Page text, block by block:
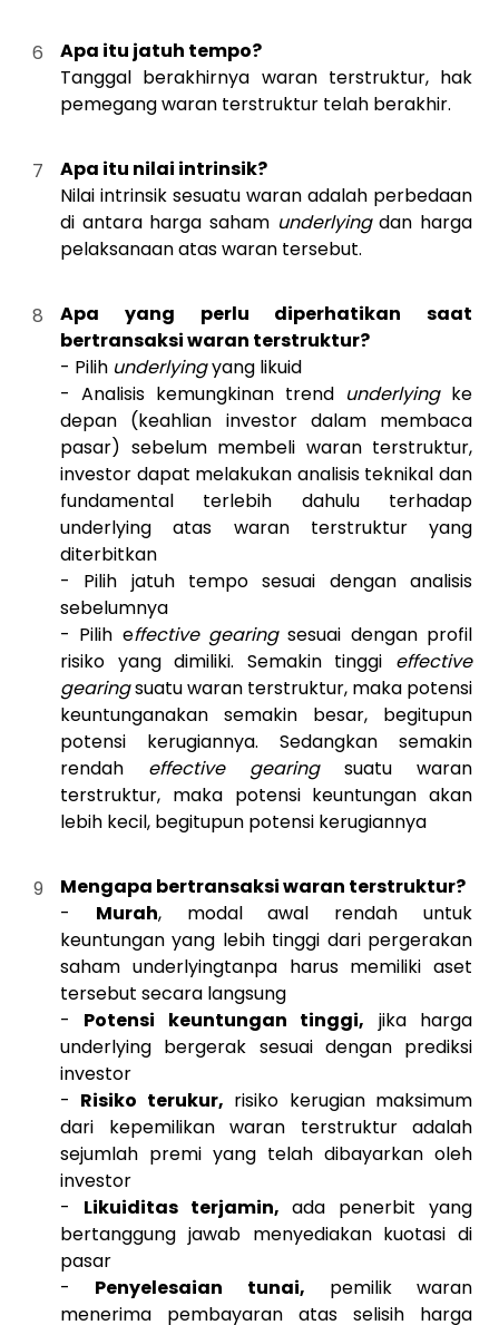
Apa itu jatuh tempo?
Tanggal berakhirnya waran terstruktur, hak
pemegang waran terstruktur telah berakhir.
Apa itu nilai intrinsik?
Nilai intrinsik sesuatu waran adalah perbedaan
di antara harga saham underlyingdan harga
pelaksanaan atas waran tersebut.
Apa yang perlu diperhatikan saat
bertransaksi waran terstruktur?
- Pilih underlyingyang likuid
- Analisis kemungkinan trend underlyingke
depan (keahlian investor dalam membaca
pasar) sebelum membeli waran terstruktur,
investor dapat melakukan analisis teknikal dan
fundamental terlebih dahulu terhadap
underlying atas waran terstruktur yang
diterbitkan
- Pilih jatuh tempo sesuai dengan analisis
sebelumnya
- Pilih effective gearingsesuai dengan profil
risiko yang dimiliki. Semakin tinggi effective
gearingsuatu waran terstruktur, maka potensi
keuntunganakan semakin besar, begitupun
potensi kerugiannya. Sedangkan semakin
rendah effective gearing suatu waran
terstruktur, maka potensi keuntungan akan
lebih kecil, begitupun potensi kerugiannya
Mengapa bertransaksi waran terstruktur?
- Murah, modal awal rendah untuk
keuntungan yang lebih tinggi dari pergerakan
saham underlyingtanpa harus memiliki aset
tersebut secara langsung
- Potensi keuntungan tinggi, jika harga
underlying bergerak sesuai dengan prediksi
investor
- Risiko terukur, risiko kerugian maksimum
dari kepemilikan waran terstruktur adalah
sejumlah premi yang telah dibayarkan oleh
investor
- Likuiditas terjamin, ada penerbit yang
bertanggung jawab menyediakan kuotasi di
pasar
- Penyelesaian tunai, pemilik waran
menerima pembayaran atas selisih harga